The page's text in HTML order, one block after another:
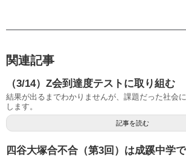
関連記事
（3/14）Z会到達度テストに取り組む
結果が出るまでわかりませんが、課題だった社会
します。
記事を読む
四谷大塚合不合（第3回）は成蹊中学